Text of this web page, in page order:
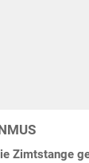
Zimtstange